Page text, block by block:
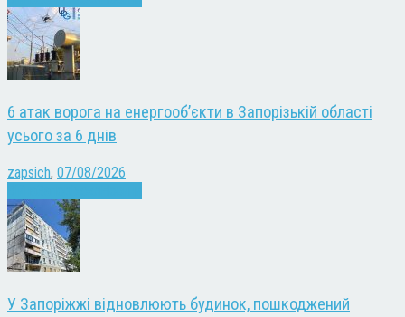
6 атак ворога на енергооб’єкти в Запорізькій області
усього за 6 днів
zapsich, 07/08/2026
У Запоріжжі відновлюють будинок, пошкоджений